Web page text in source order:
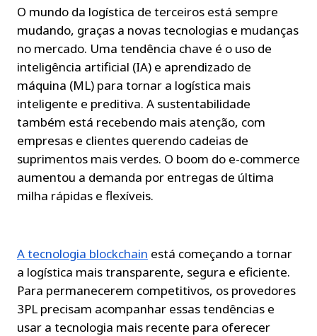
O mundo da logística de terceiros está sempre
mudando, graças a novas tecnologias e mudanças
no mercado. Uma tendência chave é o uso de
inteligência artificial (IA) e aprendizado de
máquina (ML) para tornar a logística mais
inteligente e preditiva. A sustentabilidade
também está recebendo mais atenção, com
empresas e clientes querendo cadeias de
suprimentos mais verdes. O boom do e-commerce
aumentou a demanda por entregas de última
milha rápidas e flexíveis.
A tecnologia blockchain está começando a tornar
a logística mais transparente, segura e eficiente.
Para permanecerem competitivos, os provedores
3PL precisam acompanhar essas tendências e
usar a tecnologia mais recente para oferecer